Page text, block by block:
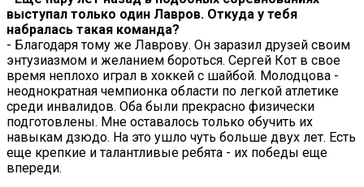
выступал только один Лавров. Откуда у тебя
набралась такая команда?
- Благодаря тому же Лаврову. Он заразил друзей своим
энтузиазмом и желанием бороться. Сергей Кот в свое
время неплохо играл в хоккей с шайбой. Молодцова -
неоднократная чемпионка области по легкой атлетике
среди инвалидов. Оба были прекрасно физически
подготовлены. Мне оставалось только обучить их
навыкам дзюдо. На это ушло чуть больше двух лет. Есть
еще крепкие и талантливые ребята - их победы еще
впереди.